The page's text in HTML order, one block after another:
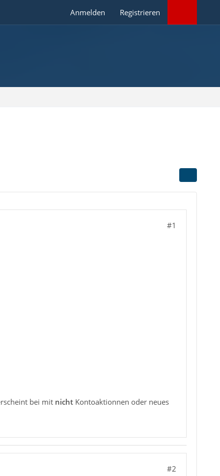
Anmelden Registrieren
#1
bei mit nicht Kontoaktionnen oder neues
#2